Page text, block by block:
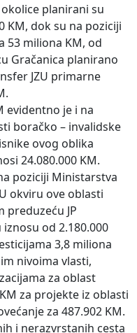
planirani su
KM, dok su na poziciji
53 miliona KM, od
Gračanica planirano
JZU primarne
evidentno je i na
boračko – invalidske
ovog oblika
24.080.000 KM.
poziciji Ministarstva
okviru ove oblasti
preduzeću JP
od 2.180.000
3,8 miliona
nivoima vlasti,
za oblast
za projekte iz oblasti
za 487.902 KM.
i nerazvrstanih cesta